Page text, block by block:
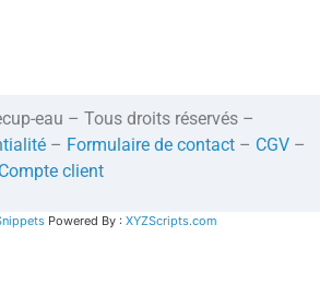
eau – Tous droits réservés –
– Formulaire de contact – CGV –
Compte client
Powered By : XYZScripts.com